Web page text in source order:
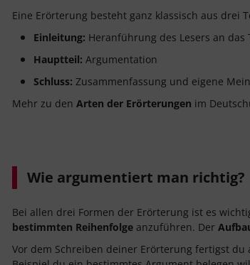
Eine Erörterung besteht ganz klassisch aus drei
Einleitung: Heranführung des Lesers an das
Hauptteil: Argumentation
Schluss: Zusammenfassung und eigene
Mehr zu den Arten der Erörterungen im
Wie argumentiert man richtig?
Bei allen drei Formen der Erörterung ist es
bestimmten Reihenfolge anzuführen. Der
Vor dem Schreiben deiner Erörterung fertigst du